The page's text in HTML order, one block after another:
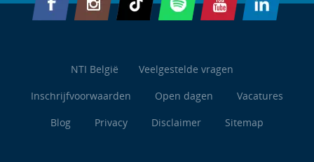
NTI België
Veelgestelde vragen
Inschrijfvoorwaarden
Open dagen
Vacatures
Blog
Privacy Disclaimer Sitemap